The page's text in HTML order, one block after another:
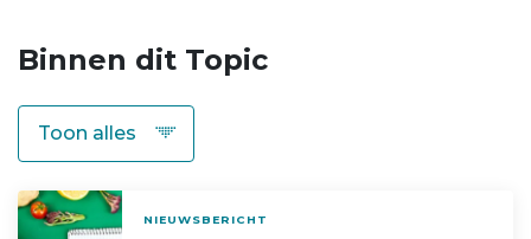
Binnen dit Topic
NIEUWSBERICHT